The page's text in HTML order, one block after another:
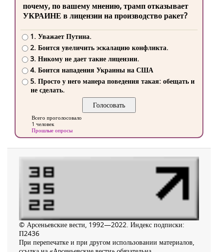
почему, по вашему мнению, трамп отказывает
УКРАИНЕ в лицензии на производство ракет?
1. Уважает Путина.
2. Боится увеличить эскалацию конфликта.
3. Никому не дает такие лицензии.
4. Боится нападения Украины на США
5. Просто у него манера поведения такая: обещать и
не сделать.
Всего проголосовало
1 человек
Прошлые опросы
© Арсеньевские вести, 1992—2022. Индекс подписки:
П2436
При перепечатке и при другом использовании материалов,